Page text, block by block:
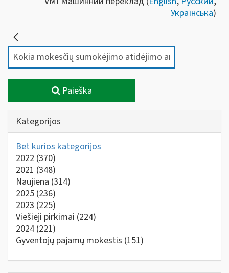
Українська)
Paieška
Kategorijos
Bet kurios kategorijos
2022 (370)
2021 (348)
Naujiena (314)
2025 (236)
2023 (225)
Viešieji pirkimai (224)
2024 (221)
Gyventojų pajamų mokestis (151)